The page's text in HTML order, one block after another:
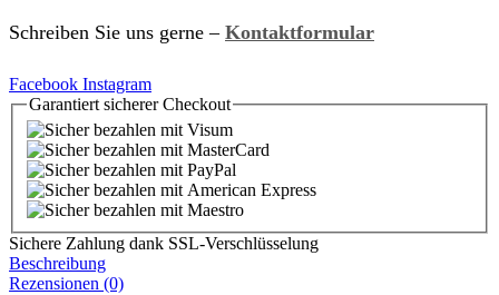
Schreiben Sie uns gerne – Kontaktformular
Facebook Instagram
Garantiert sichererCheckout
Sichere Zahlung dank SSL-Verschlüsselung
Beschreibung
Rezensionen (0)